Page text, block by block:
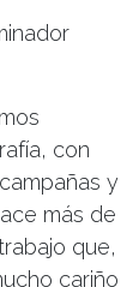
con
y
más de
que,
cariño